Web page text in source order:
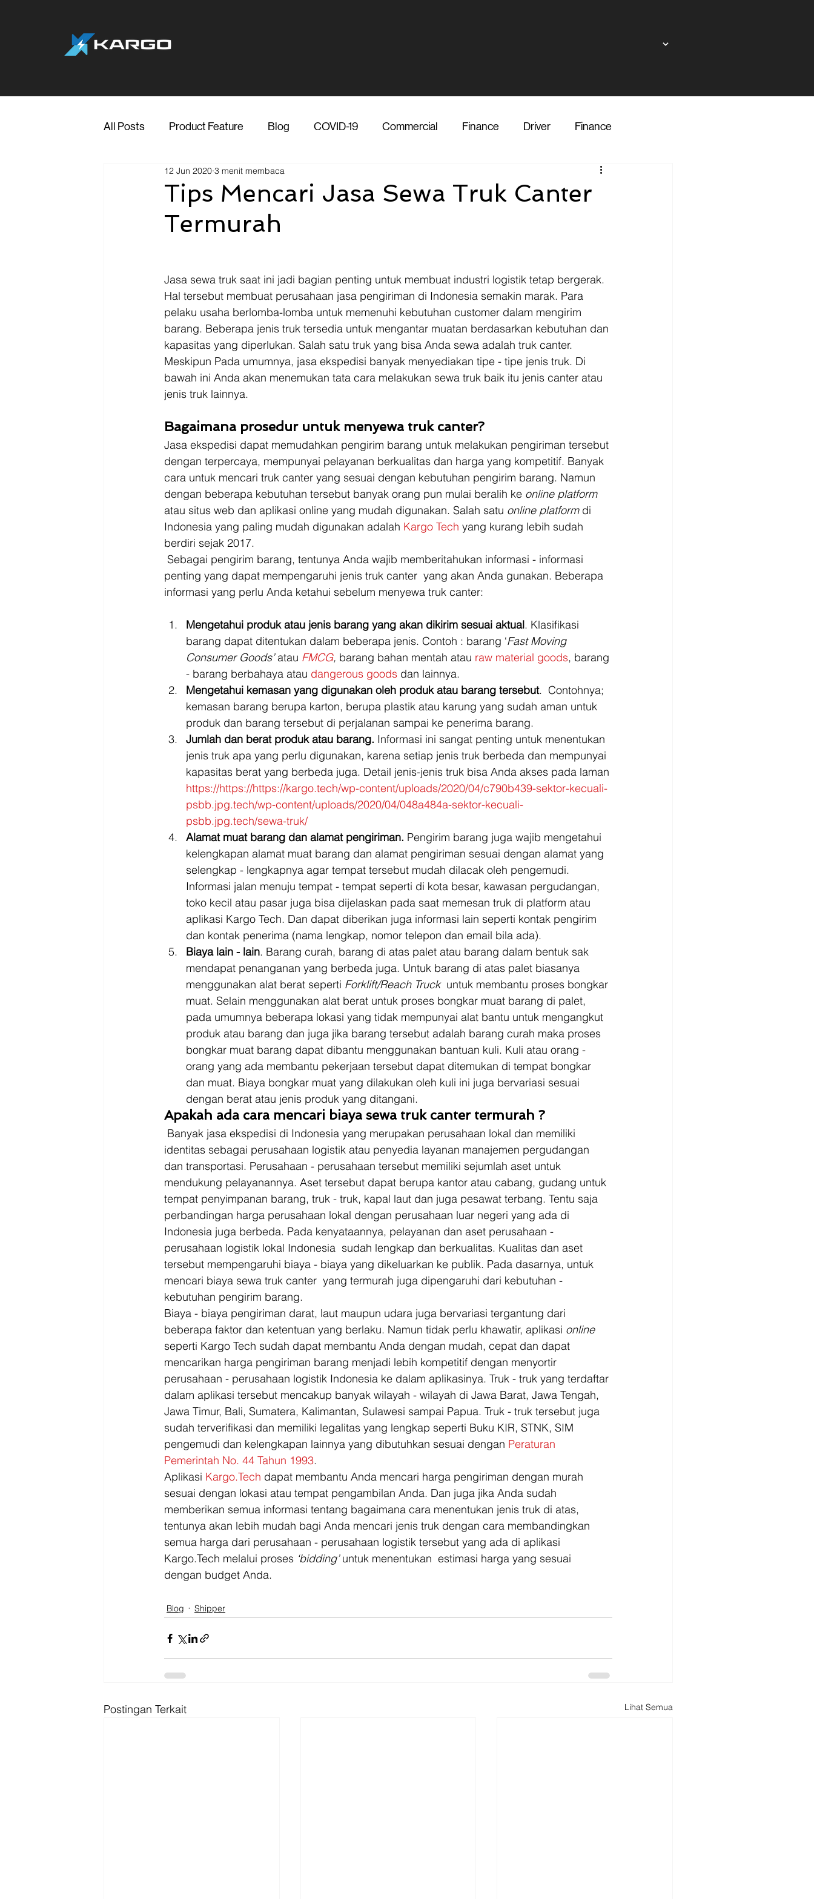
All Posts Product Feature Blog COVID-19 Commercial Finance Driver Finance
Marketing Media
Transporter Support Blog
Tips Mencari Jasa Sewa Truk Canter
Termurah
12 Jun 2020 3 menit membaca
Jasa sewa truk saat ini jadi bagian penting untuk membuat industri logistik tetap bergerak.
Hal tersebut membuat perusahaan jasa pengiriman di Indonesia semakin marak. Para
pelaku usaha berlomba-lomba untuk memenuhi kebutuhan customer dalam mengirim
barang. Beberapa jenis truk tersedia untuk mengantar muatan berdasarkan kebutuhan dan
kapasitas yang diperlukan. Salah satu truk yang bisa Anda sewa adalah truk canter.
Meskipun Pada umumnya, jasa ekspedisi banyak menyediakan tipe - tipe jenis truk. Di
bawah ini Anda akan menemukan tata cara melakukan sewa truk baik itu jenis canter atau
jenis truk lainnya.
Bagaimana prosedur untuk menyewa truk canter?
Jasa ekspedisi dapat memudahkan pengirim barang untuk melakukan pengiriman tersebut
dengan terpercaya, mempunyai pelayanan berkualitas dan harga yang kompetitif. Banyak
cara untuk mencari truk canter yang sesuai dengan kebutuhan pengirim barang. Namun
dengan beberapa kebutuhan tersebut banyak orang pun mulai beralih ke online platform
atau situs web dan aplikasi online yang mudah digunakan. Salah satu online platform di
Indonesia yang paling mudah digunakan adalah Kargo Tech yang kurang lebih sudah
berdiri sejak 2017.
penting yang dapat mempengaruhi jenis truk canter  yang akan Anda gunakan. Beberapa
informasi yang perlu Anda ketahui sebelum menyewa truk canter:
Mengetahui produk atau jenis barang yang akan dikirim sesuai aktual. Klasifikasi
barang dapat ditentukan dalam beberapa jenis. Contoh : barang ‘Fast Moving
Consumer Goods’ atau FMCG, barang bahan mentah atau raw material goods, barang
- barang berbahaya atau dangerous goods dan lainnya.
Mengetahui kemasan yang digunakan oleh produk atau barang tersebut.  Contohnya;
kemasan barang berupa karton, berupa plastik atau karung yang sudah aman untuk
produk dan barang tersebut di perjalanan sampai ke penerima barang.
Jumlah dan berat produk atau barang. Informasi ini sangat penting untuk menentukan
jenis truk apa yang perlu digunakan, karena setiap jenis truk berbeda dan mempunyai
kapasitas berat yang berbeda juga. Detail jenis-jenis truk bisa Anda akses pada laman
https://https://https://kargo.tech/wp-content/uploads/2020/04/c790b439-sektor-kecuali-
psbb.jpg.tech/wp-content/uploads/2020/04/048a484a-sektor-kecuali-
psbb.jpg.tech/sewa-truk/
Alamat muat barang dan alamat pengiriman. Pengirim barang juga wajib mengetahui
kelengkapan alamat muat barang dan alamat pengiriman sesuai dengan alamat yang
selengkap - lengkapnya agar tempat tersebut mudah dilacak oleh pengemudi.
Informasi jalan menuju tempat - tempat seperti di kota besar, kawasan pergudangan,
toko kecil atau pasar juga bisa dijelaskan pada saat memesan truk di platform atau
aplikasi Kargo Tech. Dan dapat diberikan juga informasi lain seperti kontak pengirim
dan kontak penerima (nama lengkap, nomor telepon dan email bila ada).
Biaya lain - lain. Barang curah, barang di atas palet atau barang dalam bentuk sak
mendapat penanganan yang berbeda juga. Untuk barang di atas palet biasanya
menggunakan alat berat seperti Forklift/Reach Truck untuk membantu proses bongkar
muat. Selain menggunakan alat berat untuk proses bongkar muat barang di palet,
pada umumnya beberapa lokasi yang tidak mempunyai alat bantu untuk mengangkut
produk atau barang dan juga jika barang tersebut adalah barang curah maka proses
bongkar muat barang dapat dibantu menggunakan bantuan kuli. Kuli atau orang -
orang yang ada membantu pekerjaan tersebut dapat ditemukan di tempat bongkar
dan muat. Biaya bongkar muat yang dilakukan oleh kuli ini juga bervariasi sesuai
dengan berat atau jenis produk yang ditangani.
Apakah ada cara mencari biaya sewa truk canter termurah ?
identitas sebagai perusahaan logistik atau penyedia layanan manajemen pergudangan
dan transportasi. Perusahaan - perusahaan tersebut memiliki sejumlah aset untuk
mendukung pelayanannya. Aset tersebut dapat berupa kantor atau cabang, gudang untuk
tempat penyimpanan barang, truk - truk, kapal laut dan juga pesawat terbang. Tentu saja
perbandingan harga perusahaan lokal dengan perusahaan luar negeri yang ada di
Indonesia juga berbeda. Pada kenyataannya, pelayanan dan aset perusahaan -
perusahaan logistik lokal Indonesia  sudah lengkap dan berkualitas. Kualitas dan aset
tersebut mempengaruhi biaya - biaya yang dikeluarkan ke publik. Pada dasarnya, untuk
mencari biaya sewa truk canter  yang termurah juga dipengaruhi dari kebutuhan -
kebutuhan pengirim barang.
Biaya - biaya pengiriman darat, laut maupun udara juga bervariasi tergantung dari
beberapa faktor dan ketentuan yang berlaku. Namun tidak perlu khawatir, aplikasi online
seperti Kargo Tech sudah dapat membantu Anda dengan mudah, cepat dan dapat
mencarikan harga pengiriman barang menjadi lebih kompetitif dengan menyortir
perusahaan - perusahaan logistik Indonesia ke dalam aplikasinya. Truk - truk yang terdaftar
dalam aplikasi tersebut mencakup banyak wilayah - wilayah di Jawa Barat, Jawa Tengah,
Jawa Timur, Bali, Sumatera, Kalimantan, Sulawesi sampai Papua. Truk - truk tersebut juga
sudah terverifikasi dan memiliki legalitas yang lengkap seperti Buku KIR, STNK, SIM
pengemudi dan kelengkapan lainnya yang dibutuhkan sesuai dengan Peraturan
Pemerintah No. 44 Tahun 1993.
Aplikasi Kargo.Tech dapat membantu Anda mencari harga pengiriman dengan murah
sesuai dengan lokasi atau tempat pengambilan Anda. Dan juga jika Anda sudah
memberikan semua informasi tentang bagaimana cara menentukan jenis truk di atas,
tentunya akan lebih mudah bagi Anda mencari jenis truk dengan cara membandingkan
semua harga dari perusahaan - perusahaan logistik tersebut yang ada di aplikasi
Kargo.Tech melalui proses ‘bidding’ untuk menentukan  estimasi harga yang sesuai
dengan budget Anda.
Blog Shipper
Postingan Terkait Lihat Semua